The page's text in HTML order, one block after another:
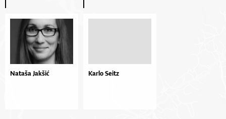
Nataša Jakšić Karlo Seitz